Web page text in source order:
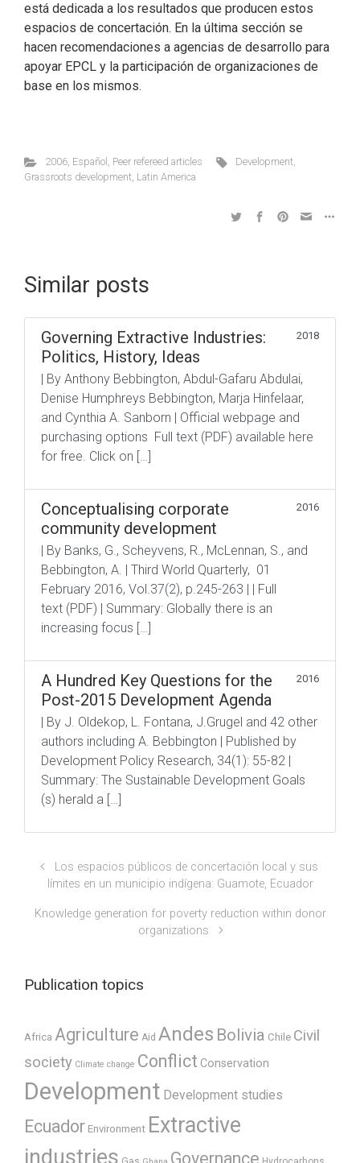
está dedicada a los resultados que producen estos
espacios de concertación. En la última sección se
hacen recomendaciones a agencias de desarrollo para
apoyar EPCL y la participación de organizaciones de
base en los mismos.
2006, Español , Peer refereed articles Development,
Grassroots development, Latin America
Similar posts
Governing Extractive Industries:
Politics, History, Ideas
2018
| By Anthony Bebbington, Abdul-Gafaru Abdulai,
Denise Humphreys Bebbington, Marja Hinfelaar,
and Cynthia A. Sanborn | Official webpage and
purchasing options Full text (PDF) available here
for free. Click on […]
Conceptualising corporate
community development
2016
| By Banks, G., Scheyvens, R., McLennan, S., and
Bebbington, A. | Third World Quarterly, 01
February 2016, Vol.37(2), p.245-263 | | Full
text (PDF) | Summary: Globally there is an
increasing focus […]
A Hundred Key Questions for the
Post-2015 Development Agenda
2016
| By J. Oldekop, L. Fontana, J.Grugel and 42 other
authors including A. Bebbington | Published by
Development Policy Research, 34(1): 55-82 |
Summary: The Sustainable Development Goals
(s) herald a […]
Los espacios públicos de concertación local y sus
límites en un municipio indígena: Guamote, Ecuador
Knowledge generation for poverty reduction within donor
organizations
Publication topics
Africa Agriculture Aid Andes Bolivia Chile Civil
society Climate change Conflict Conservation
Development Development studies
Ecuador Environment Extractive
industries
Governance